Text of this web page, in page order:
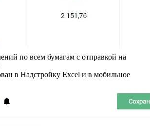
по всем бумагам с отправкой на
в Надстройку Excel и в мобильное